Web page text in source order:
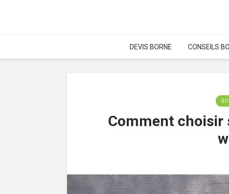
DEVIS BORNE CONSEILS
Comment choisir